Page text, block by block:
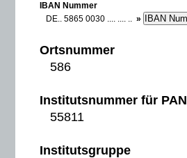
IBAN Nummer
DE.. 5865 0030 .... .... .. »
Ortsnummer
586
Institutsnummer für PAN
55811
Institutsgruppe